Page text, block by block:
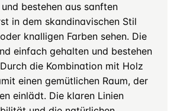
bestehen aus sanften
in dem skandinavischen Stil
knalligen Farben sehen. Die
einfach gehalten und bestehen
die Kombination mit Holz
einen gemütlichen Raum, der
einlädt. Die klaren Linien